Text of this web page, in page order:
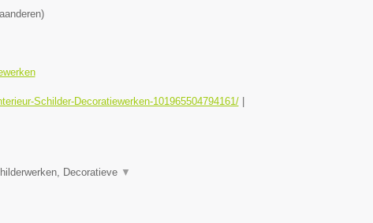
)
Schilder-Decoratiewerken-101965504794161/|
Decoratieve ▼